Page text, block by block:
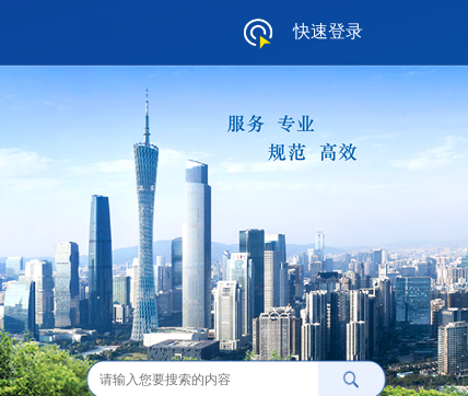
快速登录